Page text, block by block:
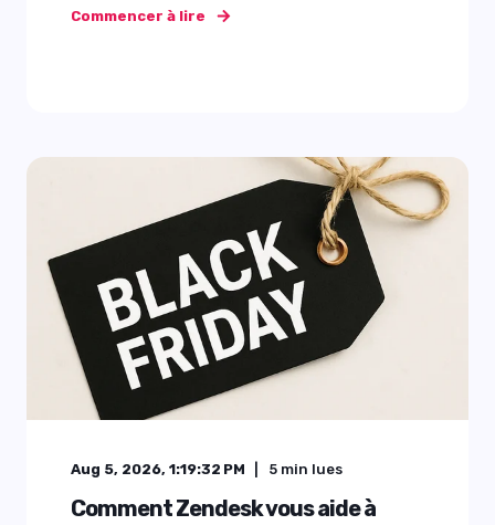
Commencer à lire
Aug 5, 2026, 1:19:32 PM 5 min lues
Comment Zendesk vous aide à